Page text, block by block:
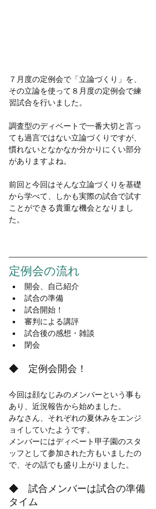
７月度の定例会で「立論づくり」を、
その立論を使って８月度の定例会で練
習試合を行いました。
調査型のディベートで一番大切と言っ
ても過言ではない立論づくりですが、
慣れないとなかなか分かりにくい部分
がありますよね。
前回と今回はそんな立論づくりを基礎
から学べて、しかも実際の試合で試す
ことができる貴重な機会となりまし
た。
定例会の流れ
開会、自己紹介
試合の準備
試合開始！
審判による講評
試合後の感想・雑談
閉会
◆　定例会開会！
今回は顔なじみのメンバーという事も
あり、近況報告から始めました。
みなさん、それぞれの夏休みをエンジ
ョイしていたようです。
メンバーにはディベート甲子園のスタ
ッフとして参加された方もいましたの
で、その話でも盛り上がりました。
◆　試合メンバーは試合の準備
タイム